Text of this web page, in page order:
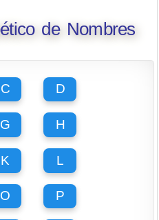
de Nombres
C D
G H
K L
O P